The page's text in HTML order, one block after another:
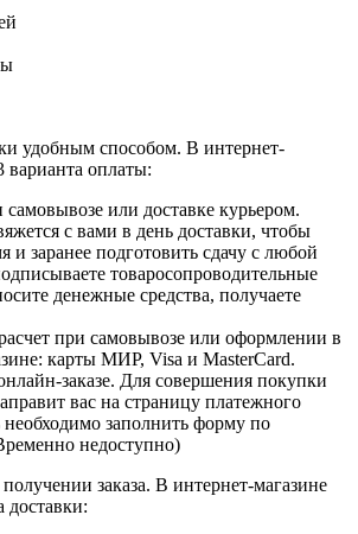
удобным способом. В интернет-
варианта оплаты:
или доставке курьером.
с вами в день доставки, чтобы
и заранее подготовить сдачу с любой
товаросопроводительные
денежные средства, получаете
при самовывозе или оформлении в
карты МИР, Visa и MasterCard.
заказе. Для совершения покупки
вас на страницу платежного
необходимо заполнить форму по
недоступно)
заказа. В интернет-магазине
доставки: